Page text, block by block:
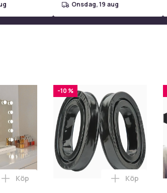
onsdag, 19 aug
fjärrkontroller i varukorgen
– Självhäftande Silikonlist Håll
Lägg till Bright Beauty® sminkspegel med
Köp
-10 %
Lägg till
Köp